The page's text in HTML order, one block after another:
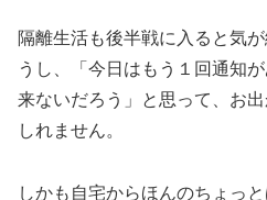
隔離生活も後半戦に入ると気
うし、「今日はもう１回通知
来ないだろう」と思って、お
しれません。
しかも自宅からほんのちょっ